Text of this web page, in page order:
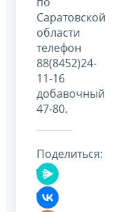
Саратовской
области
телефон
88(8452)24-
11-16
добавочный
47-80.
Поделиться: